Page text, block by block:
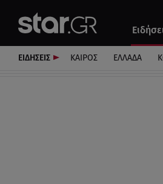
ΕΙΔΗΣΕΙΣ ΚΑΙΡΟΣ ΕΛΛΑΔΑ